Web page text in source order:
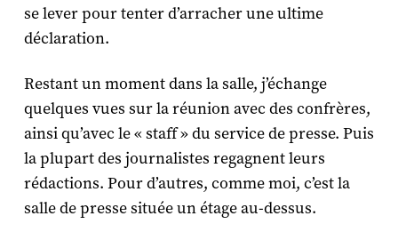
se lever pour tenter d’arracher une ultime
déclaration.
Restant un moment dans la salle, j’échange
quelques vues sur la réunion avec des confrères,
ainsi qu’avec le « staff » du service de presse. Puis
la plupart des journalistes regagnent leurs
rédactions. Pour d’autres, comme moi, c’est la
salle de presse située un étage au-dessus.